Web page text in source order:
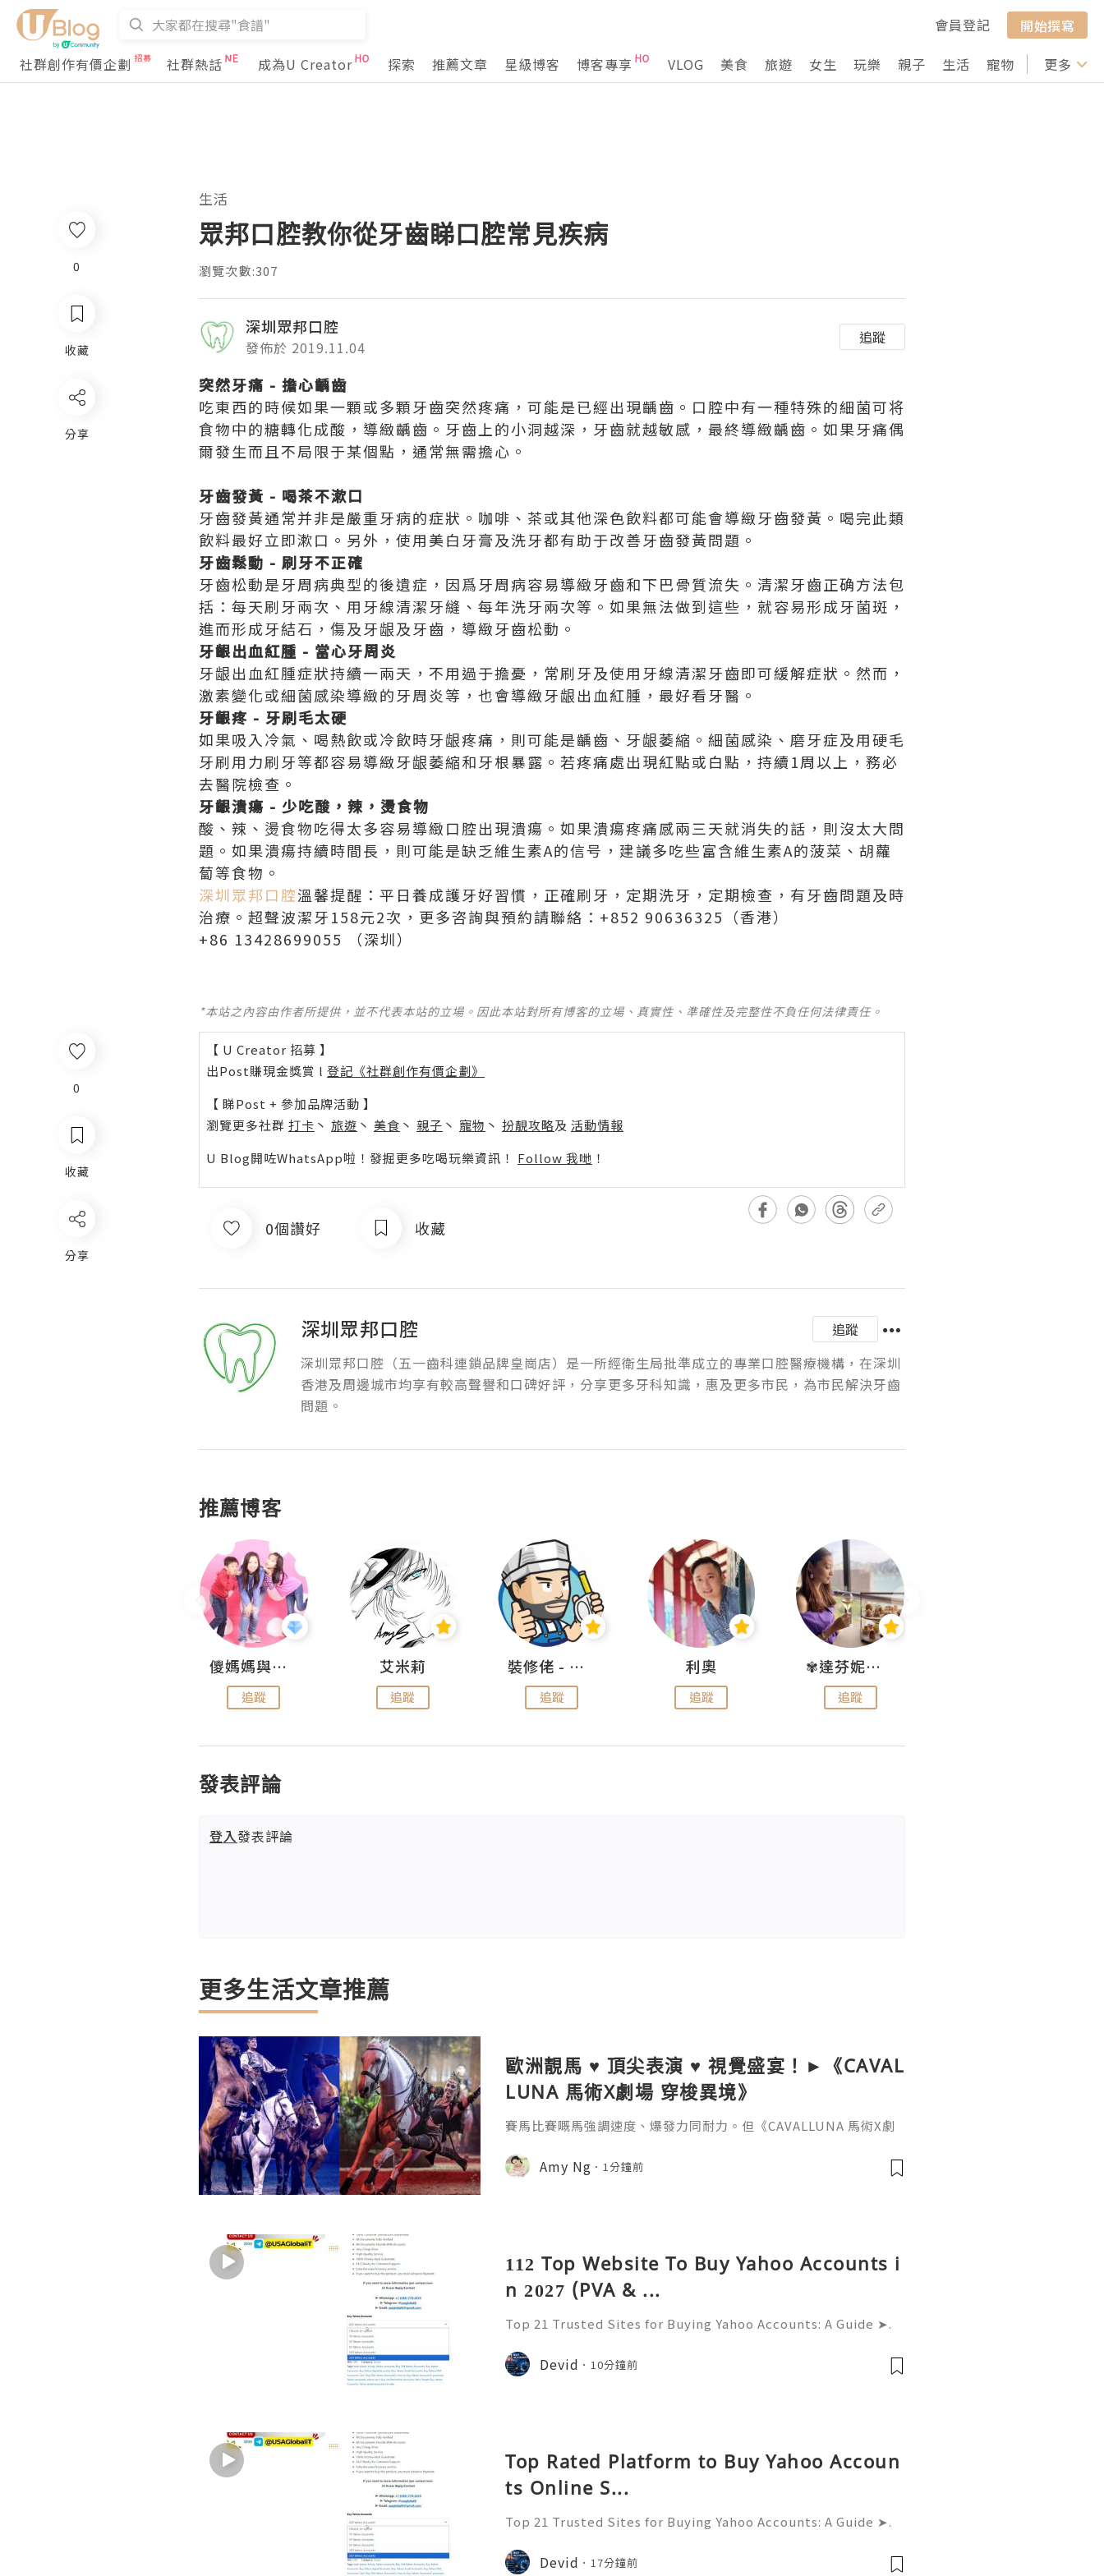
會員登記
開始撰寫
社群創作有價企劃
社群熱話 成為U Creator 探索 推薦文章 星級博客 博客專享 VLOG 美食 旅遊 女生 玩樂 親子 生活 寵物 行山 打卡
更多
0
收藏
分享
生活
眾邦口腔教你從牙齒睇口腔常見疾病
瀏覽次數:307
深圳眾邦口腔
發佈於 2019.11.04
追蹤
突然牙痛 - 擔心齲齒
吃東西的時候如果一顆或多顆牙齒突然疼痛，可能是已經出現齲齒。口腔中有一種特殊的細菌可将
食物中的糖轉化成酸，導緻齲齒。牙齒上的小洞越深，牙齒就越敏感，最終導緻齲齒。如果牙痛偶
爾發生而且不局限于某個點，通常無需擔心。
牙齒發黃 - 喝茶不漱口
牙齒發黃通常并非是嚴重牙病的症狀。咖啡、茶或其他深色飲料都可能會導緻牙齒發黃。喝完此類
飲料最好立即漱口。另外，使用美白牙膏及洗牙都有助于改善牙齒發黃問題。
牙齒鬆動 - 刷牙不正確
牙齒松動是牙周病典型的後遺症，因爲牙周病容易導緻牙齒和下巴骨質流失。清潔牙齒正确方法包
括：每天刷牙兩次、用牙線清潔牙縫、每年洗牙兩次等。如果無法做到這些，就容易形成牙菌斑，
進而形成牙結石，傷及牙龈及牙齒，導緻牙齒松動。
牙齦出血紅腫 - 當心牙周炎
牙龈出血紅腫症狀持續一兩天，不用過于擔憂，常刷牙及使用牙線清潔牙齒即可緩解症狀。然而，
激素變化或細菌感染導緻的牙周炎等，也會導緻牙龈出血紅腫，最好看牙醫。
牙齦疼 - 牙刷毛太硬
如果吸入冷氣、喝熱飲或冷飲時牙龈疼痛，則可能是齲齒、牙龈萎縮。細菌感染、磨牙症及用硬毛
牙刷用力刷牙等都容易導緻牙龈萎縮和牙根暴露。若疼痛處出現紅點或白點，持續1周以上，務必
去醫院檢查。
牙齦潰瘍 - 少吃酸，辣，燙食物
酸、辣、燙食物吃得太多容易導緻口腔出現潰瘍。如果潰瘍疼痛感兩三天就消失的話，則沒太大問
題。如果潰瘍持續時間長，則可能是缺乏維生素A的信号，建議多吃些富含維生素A的菠菜、胡蘿
蔔等食物。
深圳眾邦口腔溫馨提醒：平日養成護牙好習慣，正確刷牙，定期洗牙，定期檢查，有牙齒問題及時
治療。超聲波潔牙158元2次，更多咨詢與預約請聯絡：+852 90636325（香港）
+86 13428699055 （深圳）
*本站之內容由作者所提供，並不代表本站的立場。因此本站對所有博客的立場、真實性、準確性及完整性不負任何法律責任。
【 U Creator 招募 】
出Post賺現金獎賞 l 登記《社群創作有價企劃》
【 睇Post + 參加品牌活動 】
瀏覽更多社群 打卡 丶 旅遊 丶 美食 丶 親子 丶 寵物 丶 扮靚攻略及 活動情報
U Blog開咗WhatsApp啦！發掘更多吃喝玩樂資訊！ Follow 我哋 ！
0個讚好 收藏
深圳眾邦口腔
追蹤
深圳眾邦口腔（五一齒科連鎖品牌皇崗店）是一所經衛生局批準成立的專業口腔醫療機構，在深圳
香港及周邊城市均享有較高聲譽和口碑好評，分享更多牙科知識，惠及更多市民，為市民解決牙齒
問題。
推薦博客
儍媽媽與兩隻小魔怪之家
追蹤
艾米莉
追蹤
裝修佬 - 香港一站式網上裝修平台
追蹤
利奧
追蹤
✾達芬妮•愛孩子•愛生活✾
追蹤
發表評論
登入發表評論
更多生活文章推薦
歐洲靚馬 ♥ 頂尖表演 ♥ 視覺盛宴！►《CAVAL
LUNA 馬術X劇場 穿梭異境》
賽馬比賽嘅馬強調速度、爆發力同耐力。但《CAVALLUNA 馬術X劇
有弗里斯蘭黑馬、安達盧西亞馬、盧西塔諾馬、阿拉伯馬、梅諾卡
馬、荷蘭溫血馬、威爾斯小馬同迷你雪特蘭小馬......平時喺香港絕對
Amy Ng 1分鐘前
112 Top Website To Buy Yahoo Accounts i
n 2027 (PVA & ...
Top 21 Trusted Sites for Buying Yahoo Accounts: A Guide ➤.
➤ Email: usaglobalit@gmail.com ➤.➤.........➤.➤..........➤.➤......
Devid 10分鐘前
Top Rated Platform to Buy Yahoo Accoun
ts Online S...
Top 21 Trusted Sites for Buying Yahoo Accounts: A Guide ➤.
➤ Email: usaglobalit@gmail.com ➤.➤.........➤.➤..........➤.➤......
Devid 17分鐘前
0
收藏
分享